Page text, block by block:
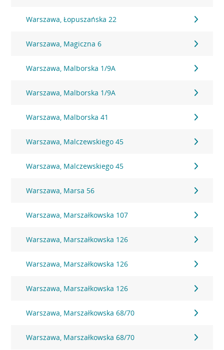
Warszawa, Łopuszańska 22
Warszawa, Magiczna 6
Warszawa, Malborska 1/9A
Warszawa, Malborska 1/9A
Warszawa, Malborska 41
Warszawa, Malczewskiego 45
Warszawa, Malczewskiego 45
Warszawa, Marsa 56
Warszawa, Marszałkowska 107
Warszawa, Marszałkowska 126
Warszawa, Marszałkowska 126
Warszawa, Marszałkowska 126
Warszawa, Marszałkowska 68/70
Warszawa, Marszałkowska 68/70